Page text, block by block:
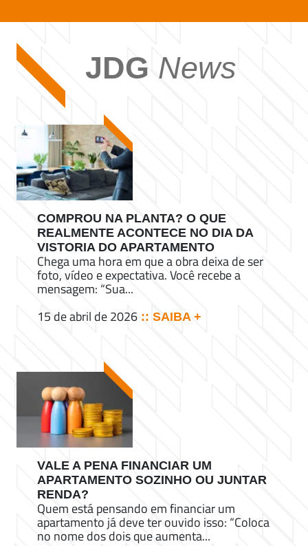
JDG News
COMPROU NA PLANTA? O QUE
REALMENTE ACONTECE NO DIA DA
VISTORIA DO APARTAMENTO
Chega uma hora em que a obra deixa de ser
foto, vídeo e expectativa. Você recebe a
mensagem: “Sua...
15 de abril de 2026 :: SAIBA +
VALE A PENA FINANCIAR UM
APARTAMENTO SOZINHO OU JUNTAR
RENDA?
Quem está pensando em financiar um
apartamento já deve ter ouvido isso: “Coloca
no nome dos dois que aumenta...